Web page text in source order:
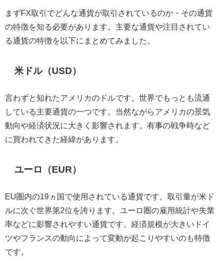
まずFX取引でどんな通貨が取引されているのか・その通貨
の特徴を知る必要があります。主要な通貨や注目されてい
る通貨の特徴を以下にまとめてみました。
米ドル（USD）
言わずと知れたアメリカのドルです。世界でもっとも流通
している主要通貨の一つです。当然ながらアメリカの景気
動向や経済状況に大きく影響されます。有事の戦争時など
に買われてきた経緯があります。
ユーロ（EUR）
EU圏内の19ヵ国で使用されている通貨です。取引量が米ド
ルに次ぐ世界第2位を誇ります。ユーロ圏の雇用統計や失業
率などに影響されやすい通貨です。経済規模が大きいドイ
ツやフランスの動向によって変動が起こりやすいのも特徴
です。